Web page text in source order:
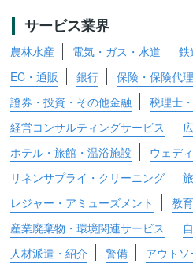
サービス業界
農林水産 電気・ガス・水道 鉄
EC・通販
銀行
保険・保険代
證券・投資・その他金融
税理士
経営コンサルティングサービス
ホテル・旅館・温浴施設
ウェデ
リネンサプライ・クリーニング
レジャー・アミューズメント
教
産業廃棄物・環境関連サービス
人材派遣・紹介
警備 アウト